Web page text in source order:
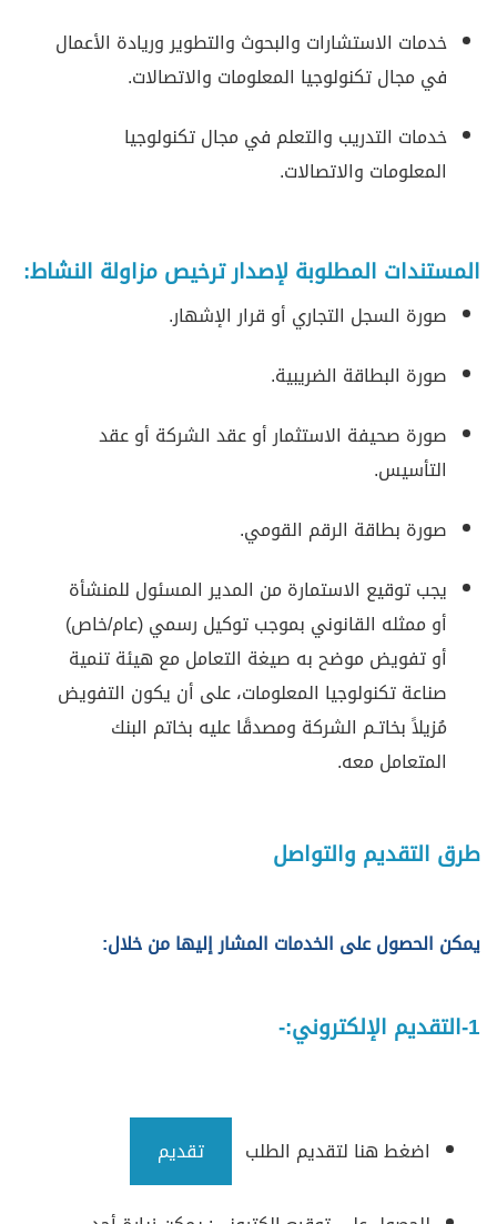
خدمات الاستشارات والبحوث والتطوير وريادة الأعمال
في مجال تكنولوجيا المعلومات والاتصالات.
خدمات التدريب والتعلم في مجال تكنولوجيا
المعلومات والاتصالات.
المستندات المطلوبة لإصدار ترخيص مزاولة النشاط:
صورة السجل التجاري أو قرار الإشهار.
صورة البطاقة الضريبية.
صورة صحيفة الاستثمار أو عقد الشركة أو عقد
التأسيس.
صورة بطاقة الرقم القومي.
يجب توقيع الاستمارة من المدير المسئول للمنشأة
أو ممثله القانوني بموجب توكيل رسمي (عام/خاص)
أو تفويض موضح به صيغة التعامل مع هيئة تنمية
صناعة تكنولوجيا المعلومات، على أن يكون التفويض
مُزيلاً بخاتـم الشركة ومصدقًا عليه بخاتم البنك
المتعامل معه.
طرق التقديم والتواصل
يمكن الحصول على الخدمات المشار إليها من خلال:
1-التقديم الإلكتروني:-
اضغط هنا لتقديم الطلب تقديم